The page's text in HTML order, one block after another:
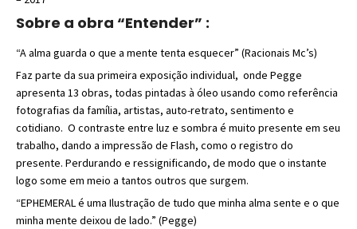
Sobre a obra “Entender” :
“A alma guarda o que a mente tenta esquecer” (Racionais Mc’s)
Faz parte da sua primeira exposição individual, onde Pegge
apresenta 13 obras, todas pintadas à óleo usando como referência
fotografias da família, artistas, auto-retrato, sentimento e
cotidiano. O contraste entre luz e sombra é muito presente em seu
trabalho, dando a impressão de Flash, como o registro do
presente. Perdurando e ressignificando, de modo que o instante
logo some em meio a tantos outros que surgem.
“EPHEMERAL é uma Ilustração de tudo que minha alma sente e o que
minha mente deixou de lado.” (Pegge)